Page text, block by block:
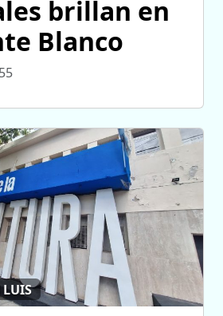
brillan en
Blanco
LUIS